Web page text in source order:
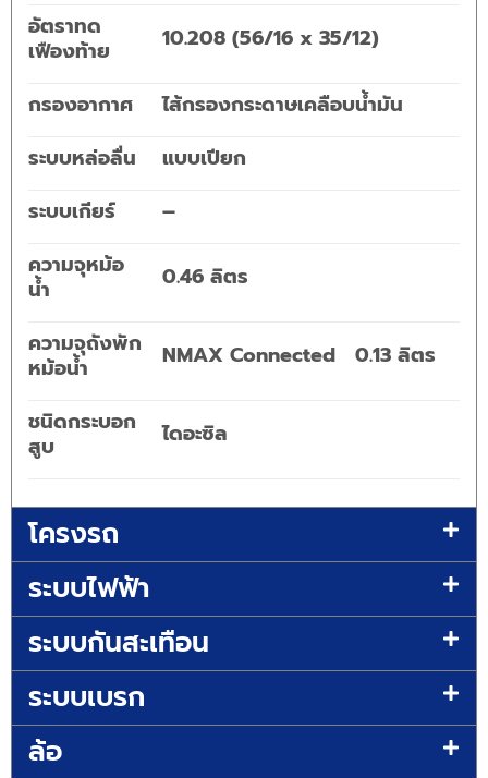
อัตราทด
เฟืองท้าย
10.208 (56/16 x 35/12)
กรองอากาศ
ไส้กรองกระดาษเคลือบน้ำมัน
ระบบหล่อลื่น
แบบเปียก
ระบบเกียร์
–
ความจุหม้อ
น้ำ
0.46 ลิตร
ความจุถังพัก
หม้อน้ำ
NMAX Connected 0.13 ลิตร
ชนิดกระบอก
สูบ
ไดอะซิล
โครงรถ
ระบบไฟฟ้า
ระบบกันสะเทือน
ระบบเบรก
ล้อ